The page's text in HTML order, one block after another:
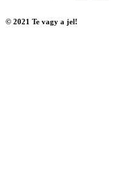
© 2021 Te vagy a jel!